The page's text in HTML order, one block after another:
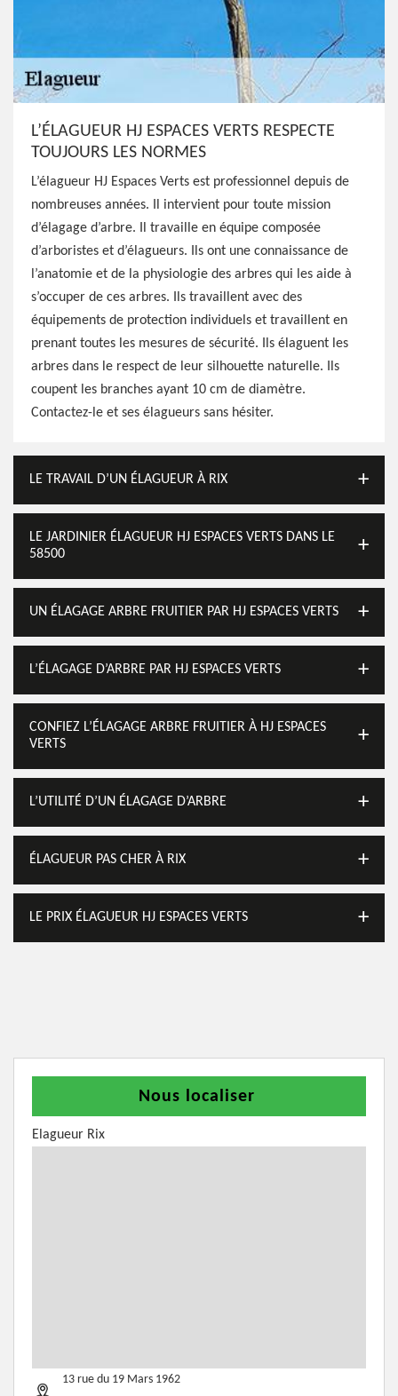
L’ÉLAGUEUR HJ ESPACES VERTS RESPECTE
TOUJOURS LES NORMES
L’élagueur HJ Espaces Verts est professionnel depuis de
nombreuses années. Il intervient pour toute mission
d’élagage d’arbre. Il travaille en équipe composée
d’arboristes et d’élagueurs. Ils ont une connaissance de
l’anatomie et de la physiologie des arbres qui les aide à
s’occuper de ces arbres. Ils travaillent avec des
équipements de protection individuels et travaillent en
prenant toutes les mesures de sécurité. Ils élaguent les
arbres dans le respect de leur silhouette naturelle. Ils
coupent les branches ayant 10 cm de diamètre.
Contactez-le et ses élagueurs sans hésiter.
LE TRAVAIL D’UN ÉLAGUEUR À RIX
LE JARDINIER ÉLAGUEUR HJ ESPACES VERTS DANS LE
58500
UN ÉLAGAGE ARBRE FRUITIER PAR HJ ESPACES VERTS
L’ÉLAGAGE D’ARBRE PAR HJ ESPACES VERTS
CONFIEZ L’ÉLAGAGE ARBRE FRUITIER À HJ ESPACES
VERTS
L’UTILITÉ D’UN ÉLAGAGE D’ARBRE
ÉLAGUEUR PAS CHER À RIX
LE PRIX ÉLAGUEUR HJ ESPACES VERTS
Nous localiser
Elagueur Rix
13 rue du 19 Mars 1962